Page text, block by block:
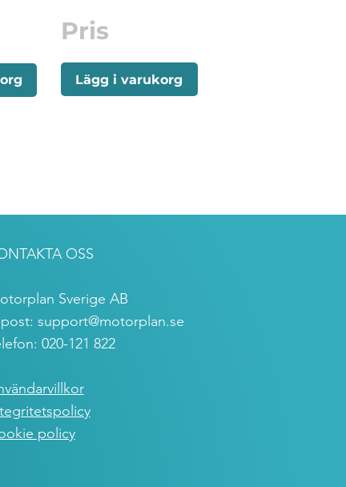
Pris
Lägg i varukorg
OSS
Sverige AB
support@motorplan.se
020-121 822
policy